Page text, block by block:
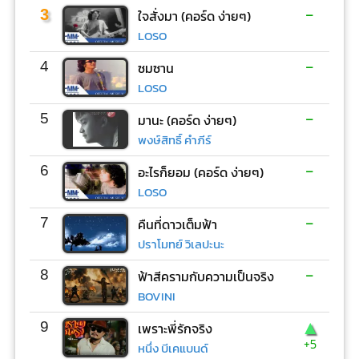
3 ใจสั่งมา (คอร์ด ง่ายๆ)
LOSO
-
4 ซมซาน
LOSO
-
5 มานะ (คอร์ด ง่ายๆ)
พงษ์สิทธิ์ คำภีร์
-
6 อะไรก็ยอม (คอร์ด ง่ายๆ)
LOSO
-
7 คืนที่ดาวเต็มฟ้า
ปราโมทย์ วิเลปะนะ
-
8 ฟ้าสีครามกับความเป็นจริง
BOVINI
-
9 เพราะพี่รักจริง
หนึ่ง บีเคแบนด์
▲
+5